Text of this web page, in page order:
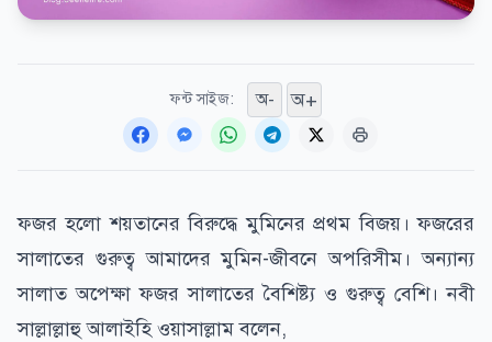
ফন্ট সাইজ: অ- অ+
ফজর হলো শয়তানের বিরুদ্ধে মুমিনের প্রথম বিজয়। ফজরের
সালাতের গুরুত্ব আমাদের মুমিন-জীবনে অপরিসীম। অন্যান্য
সালাত অপেক্ষা ফজর সালাতের বৈশিষ্ট্য ও গুরুত্ব বেশি। নবী
সাল্লাল্লাহু আলাইহি ওয়াসাল্লাম বলেন,